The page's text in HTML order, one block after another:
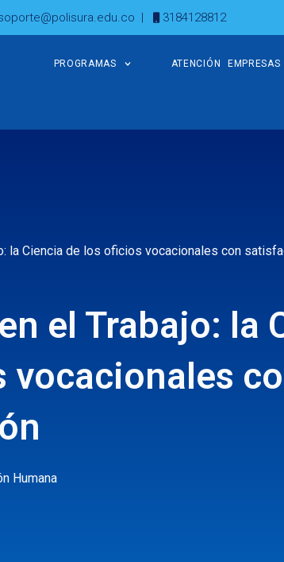
| 3184128812
PROGRAMAS ATENCIÓN EMPRESAS
la Ciencia de los oficios vocacionales con
el Trabajo: la
vocacionales
Humana